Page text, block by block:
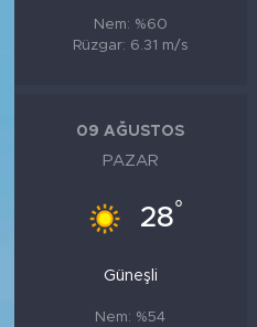
Nem: %60
Rüzgar: 6.31 m/s
09 AĞUSTOS
PAZAR
28°
Güneşli
Nem: %54
SOSYAL MEDYA